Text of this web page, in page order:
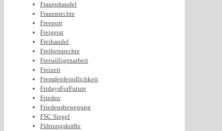
Frauenhandel
Frauenrechte
Freeport
Freigeist
Freihandel
Freiheitsrechte
Freiwilligenarbeit
Freizeit
Fremdenfeindlichkeit
FridaysForFuture
Frieden
Friedensbewegung
FSC Siegel
Führungskräfte